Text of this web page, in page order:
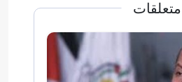
متعلقات